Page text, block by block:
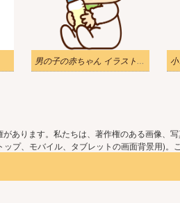
男の子の赤ちゃん イラスト 透過無料
あります。私たちは、著作権のある画像、
、モバイル、タブレットの画面背景用)。